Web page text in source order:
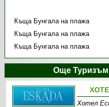
Къща Бунгала на плажа
Къща Бунгала на плажа
Къща Бунгала на плажа
Още Туризъм
Хотел